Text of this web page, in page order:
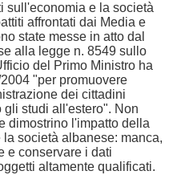
sull'economia e la società
affrontati dai Media e
state messe in atto dal
alla legge n. 8549 sullo
del Primo Ministro ha
"per promuovere
dei cittadini
studi all'estero". Non
dimostrino l'impatto della
società albanese: manca,
e conservare i dati
altamente qualificati.